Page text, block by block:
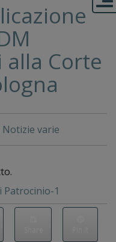
Corte
Notizie varie
Patrocinio-1